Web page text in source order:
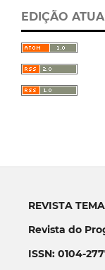
EDIÇÃO
REVISTA
Revista do
ISSN: 0104-